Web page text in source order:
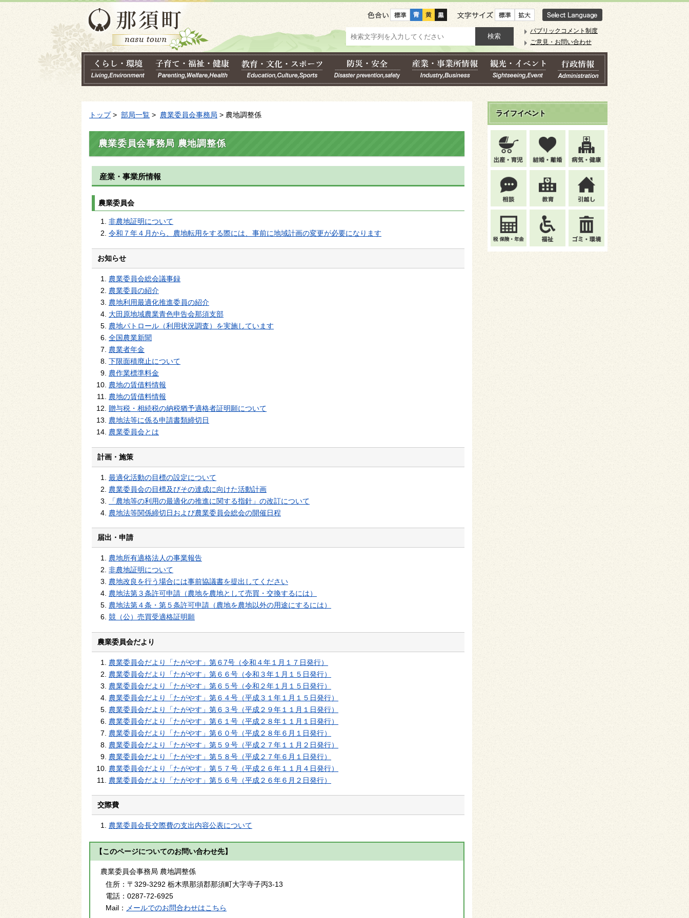
色合い 文字サイズ
パブリックコメント制度
ご意見・お問い合わせ
トップ> 部局一覧 > 農業委員会事務局 > 農地調整係
農業委員会事務局 農地調整係
産業・事業所情報
農業委員会
非農地証明について
令和７年４月から、農地転用をする際には、事前に地域計画の変更が必要になります
お知らせ
農業委員会総会議事録
農業委員の紹介
農地利用最適化推進委員の紹介
大田原地域農業青色申告会那須支部
農地パトロール（利用状況調査）を実施しています
全国農業新聞
農業者年金
下限面積廃止について
農作業標準料金
農地の賃借料情報
農地の賃借料情報
贈与税・相続税の納税猶予適格者証明願について
農地法等に係る申請書類締切日
農業委員会とは
計画・施策
最適化活動の目標の設定について
農業委員会の目標及びその達成に向けた活動計画
「農地等の利用の最適化の推進に関する指針」の改訂について
農地法等関係締切日および農業委員会総会の開催日程
届出・申請
農地所有適格法人の事業報告
非農地証明について
農地改良を行う場合には事前協議書を提出してください
農地法第３条許可申請（農地を農地として売買・交換するには）
農地法第４条・第５条許可申請（農地を農地以外の用途にするには）
競（公）売買受適格証明願
農業委員会だより
農業委員会だより「たがやす」第６7号（令和４年１月１７日発行）
農業委員会だより「たがやす」第６６号（令和３年１月１５日発行）
農業委員会だより「たがやす」第６５号（令和２年１月１５日発行）
農業委員会だより「たがやす」第６４号（平成３１年１月１５日発行）
農業委員会だより「たがやす」第６３号（平成２９年１１月１日発行）
農業委員会だより「たがやす」第６１号（平成２８年１１月１日発行）
農業委員会だより「たがやす」第６０号（平成２８年６月１日発行）
農業委員会だより「たがやす」第５９号（平成２７年１１月２日発行）
農業委員会だより「たがやす」第５８号（平成２７年６月１日発行）
農業委員会だより「たがやす」第５７号（平成２６年１１月４日発行）
農業委員会だより「たがやす」第５６号（平成２６年６月２日発行）
交際費
農業委員会長交際費の支出内容公表について
【このページについてのお問い合わせ先】
農業委員会事務局 農地調整係
住所： 〒329-3292 栃木県那須郡那須町大字寺子丙3-13
電話： 0287-72-6925
Mail： メールでのお問合わせはこちら
ライフイベント